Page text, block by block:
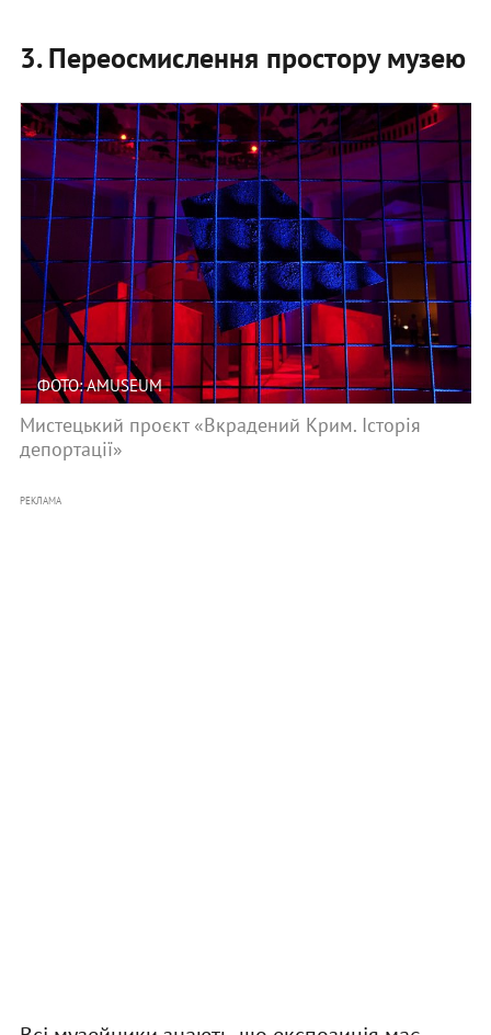
3. Переосмислення простору музею
ФОТО: AMUSEUM
Мистецький проєкт «Вкрадений Крим. Історія
депортації»
РЕКЛАМА